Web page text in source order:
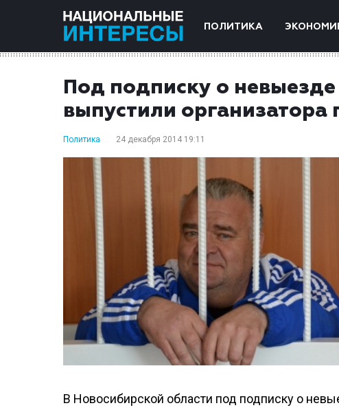
ПОЛИТИКА
Под подписку о
выпустили
Политика 24 декабря 2014 19:11
В Новосибирской области под подписку о